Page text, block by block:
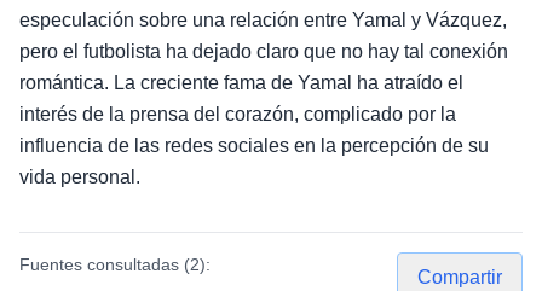
especulación sobre una relación entre Yamal y Vázquez,
pero el futbolista ha dejado claro que no hay tal conexión
romántica. La creciente fama de Yamal ha atraído el
interés de la prensa del corazón, complicado por la
influencia de las redes sociales en la percepción de su
vida personal.
Fuentes consultadas (2):
Compartir